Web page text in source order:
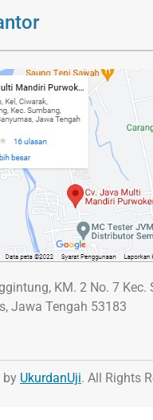
KM. 2 No. 7 Kec.
Jawa Tengah 53183
by UkurdanUji. All Rights